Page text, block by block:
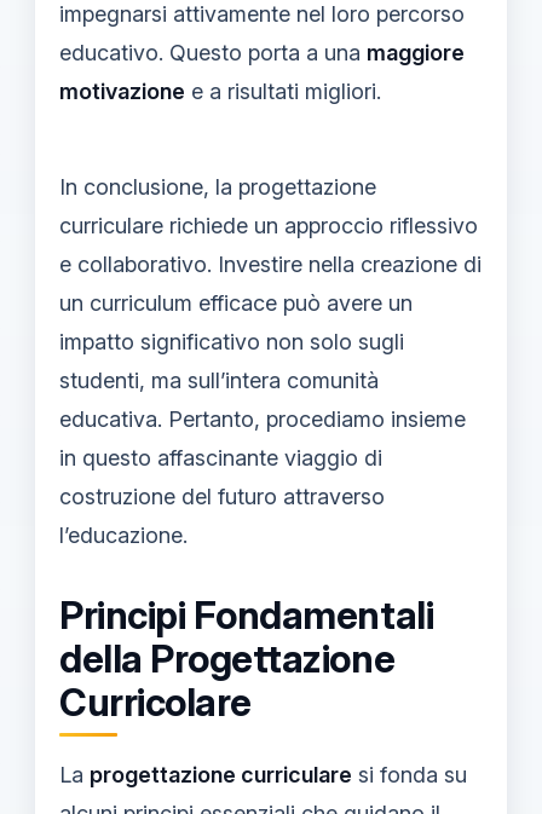
impegnarsi attivamente nel loro percorso
educativo. Questo porta a una maggiore
motivazione e a risultati migliori.
In conclusione, la progettazione
curriculare richiede un approccio riflessivo
e collaborativo. Investire nella creazione di
un curriculum efficace può avere un
impatto significativo non solo sugli
studenti, ma sull’intera comunità
educativa. Pertanto, procediamo insieme
in questo affascinante viaggio di
costruzione del futuro attraverso
l’educazione.
Principi Fondamentali
della Progettazione
Curricolare
La progettazione curriculare si fonda su